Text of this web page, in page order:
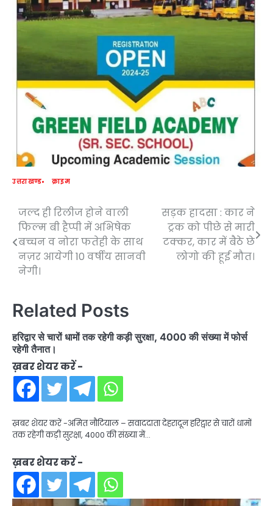
उत्तराखण्ड क्राइम
Post
navigation
जल्द ही रिलीज होने वाली
फिल्म बी हैप्पी में अभिषेक
बच्चन व नोरा फतेही के साथ
नज़र आयेगी 10 वर्षीय सानवी
नेगी।
सड़क हादसा : कार ने
ट्रक को पीछे से मारी
टक्कर, कार में बैठे छे
लोगो की हूई मौत।
Related Posts
हरिद्वार से चारों धामों तक रहेगी कड़ी सुरक्षा, 4000 की संख्या में फोर्स
रहेगी तैनात।
ख़बर शेयर करें -
ख़बर शेयर करें -अमित नौटियाल – सवाददाता देहरादून हरिद्वार से चारों धामों
तक रहेगी कड़ी सुरक्षा, 4000 की संख्या में…
ख़बर शेयर करें -